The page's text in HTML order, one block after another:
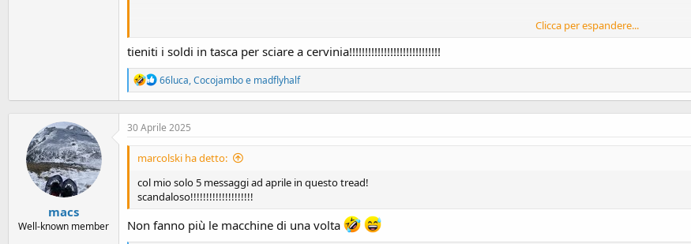
Inutile, sono ormai giapponesizzato nei design
Clicca per espandere...
tieniti i soldi in tasca per sciare a cervinia!!!!!!!!!!!!!!!!!!!!!!!!!!!!!
R
e
a
c
t
o
s
:
66luca,Cocojamboe madflyhalf
macs
Well-known member
30 Aprile 2025
marcolski ha detto:
col mio solo 5 messaggi ad aprile in questo tread!
scandaloso!!!!!!!!!!!!!!!!!!!!
Non fanno più le macchine di una volta